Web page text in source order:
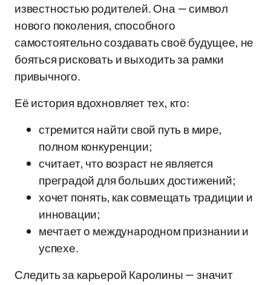
известностью родителей. Она — символ
нового поколения, способного
самостоятельно создавать своё будущее, не
бояться рисковать и выходить за рамки
привычного.
Её история вдохновляет тех, кто:
стремится найти свой путь в мире,
полном конкуренции;
считает, что возраст не является
преградой для больших достижений;
хочет понять, как совмещать традиции и
инновации;
мечтает о международном признании и
успехе.
Следить за карьерой Каролины — значит